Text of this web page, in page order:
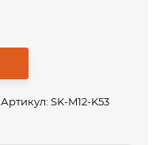
Артикул: SK-M12-K53